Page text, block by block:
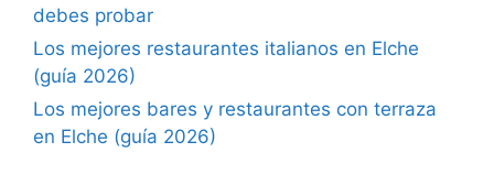
debes probar
Los mejores restaurantes italianos en Elche
(guía 2026)
Los mejores bares y restaurantes con terraza
en Elche (guía 2026)